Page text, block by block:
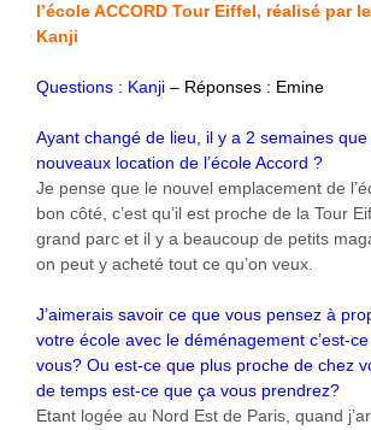
l’école ACCORD Tour Eiffel, réalisé par
Kanji
Questions : Kanji – Réponses : Emine
Ayant changé de lieu, il y a 2 semaines
nouveaux location de l’école Accord ?
Je pense que le nouvel emplacement de
bon côté, c’est qu’il est proche de la Tour
grand parc et il y a beaucoup de petits
on peut y acheté tout ce qu’on veux.
J’aimerais savoir ce que vous pensez à
votre école avec le déménagement c’est-
vous? Ou est-ce que plus proche de chez
de temps est-ce que ça vous prendrez?
Etant logée au Nord Est de Paris, quand